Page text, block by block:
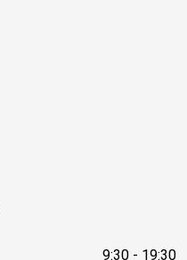
9:30 - 19:30